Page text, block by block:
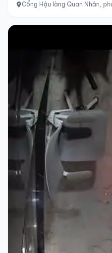
Cổng Hậu làng Quan Nhân,